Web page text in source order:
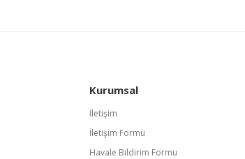
Kurumsal
İletişim
İletişim Formu
Havale Bildirim Formu